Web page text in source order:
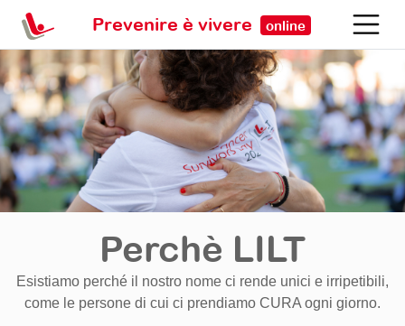
Prevenire è vivere online
Perchè LILT
Esistiamo perché il nostro nome ci rende unici e irripetibili,
come le persone di cui ci prendiamo CURA ogni giorno.